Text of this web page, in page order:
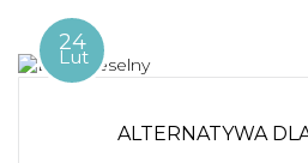
24
Lut
ALTERNATYWA